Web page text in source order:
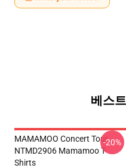
베스
MAMAMOO Concert Tour
NTMD2906 Mamamoo T-
Shirts
-20%